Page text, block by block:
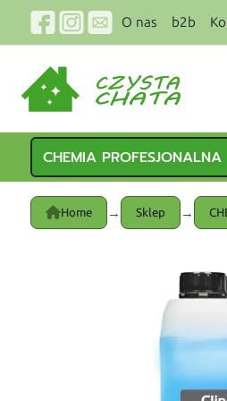
O nas b2b
CHEMIA PROFESJONALNA
Home → Sklep →